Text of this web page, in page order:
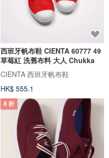
西班牙帆布鞋 CIENTA 60777 49
草莓紅 洗舊布料 大人 Chukka
CIENTA 西班牙帆布鞋
HK$ 555.1
8 折